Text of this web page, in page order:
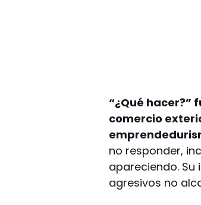
“¿Qué
comercio
no responder,
apareciendo. Su
agresivos no